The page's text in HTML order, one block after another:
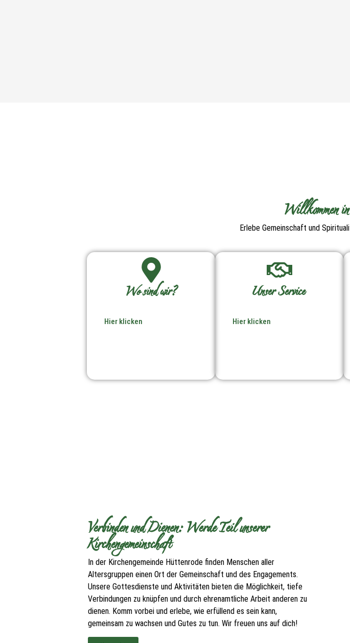
Willkommen
Erlebe Gemeinschaft und
Wo sind wir?
Hier klicken
Unser Service
Hier klicken
Verbinden und Dienen: Werde Teil unserer
Kirchengemeinschaft
In der Kirchengemeinde Hüttenrode finden Menschen aller
Altersgruppen einen Ort der Gemeinschaft und des Engagements.
Unsere Gottesdienste und Aktivitäten bieten die Möglichkeit, tiefe
Verbindungen zu knüpfen und durch ehrenamtliche Arbeit anderen zu
dienen. Komm vorbei und erlebe, wie erfüllend es sein kann,
gemeinsam zu wachsen und Gutes zu tun. Wir freuen uns auf dich!